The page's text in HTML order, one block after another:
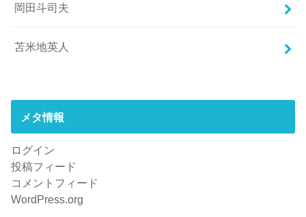
岡田斗司夫
苫米地英人
メタ情報
ログイン
投稿フィード
コメントフィード
WordPress.org